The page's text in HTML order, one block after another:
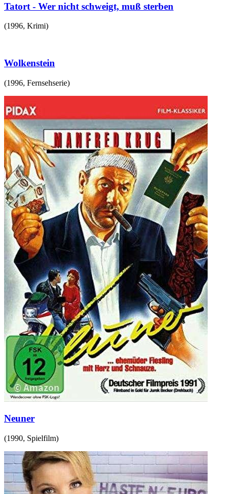
Tatort - Wer nicht schweigt, muß sterben
(1996, Krimi)
Wolkenstein
(1996, Fernsehserie)
Neuner
(1990, Spielfilm)